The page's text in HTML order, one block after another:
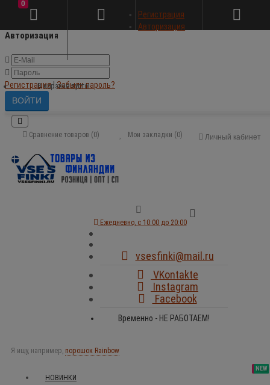
Авторизация
Регистрация|Забыли пароль?
Личный кабинет
Мои закладки (0)
Сравнение товаров (0)
Ежедневно, с 10:00 до 20:00
vsesfinki@mail.ru
VKontakte
Instagram
Facebook
Временно - НЕ РАБОТАЕМ!
Я ищу, например, порошок Rainbow
Регистрация
Авторизация
0
В корзине пусто!
NEW
НОВИНКИ
SALE
NEW
NEW